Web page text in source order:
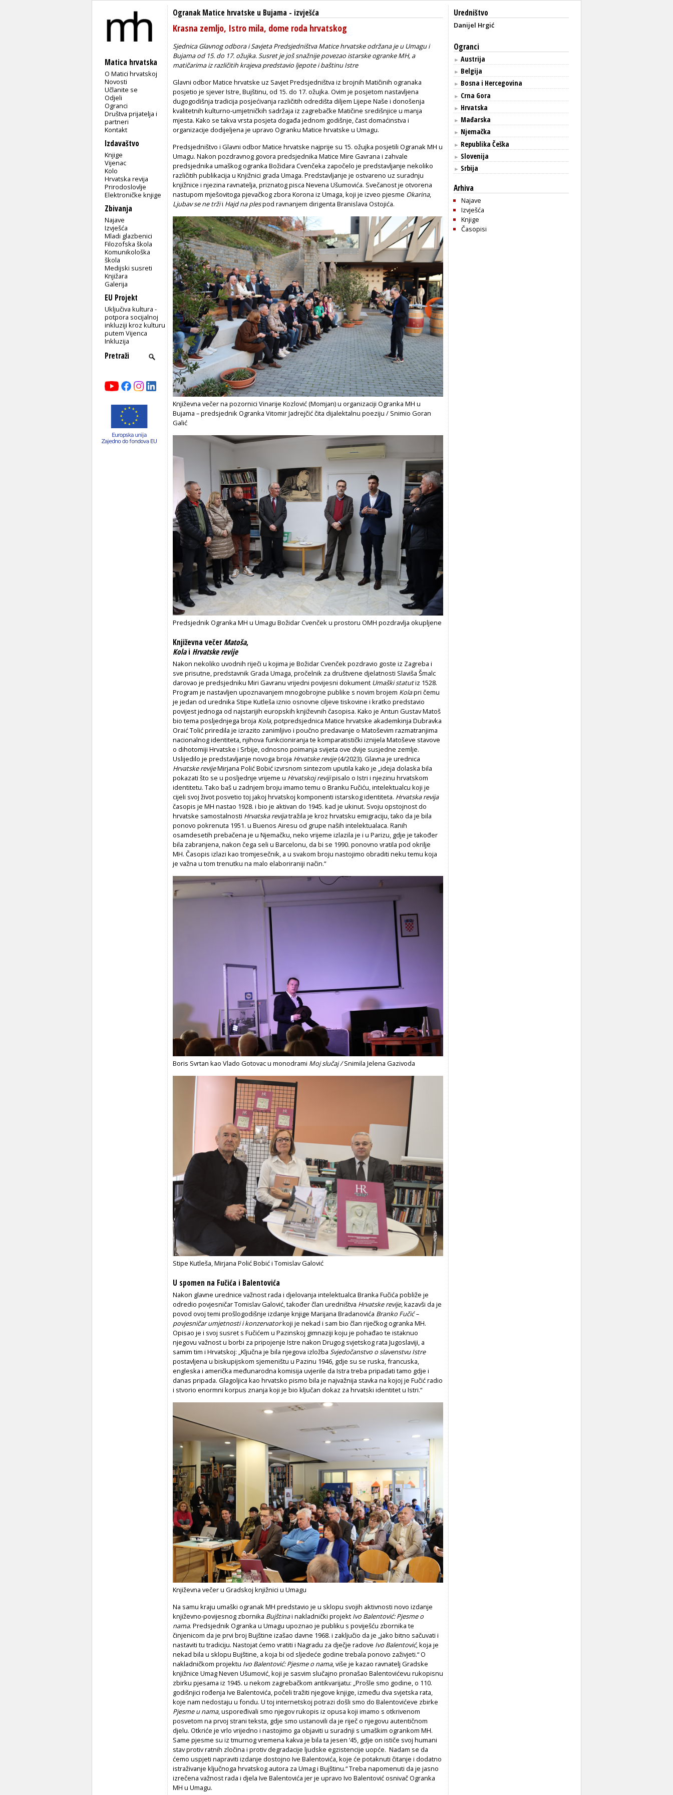
Matica hrvatska
O Matici hrvatskoj
Novosti
Učlanite se
Odjeli
Ogranci
Društva prijatelja i
partneri
Kontakt
Izdavaštvo
Knjige
Vijenac
Kolo
Hrvatska revija
Prirodoslovlje
Elektroničke knjige
Zbivanja
Najave
Izvješća
Mladi glazbenici
Filozofska škola
Komunikološka
škola
Medijski susreti
Knjižara
Galerija
EU Projekt
Uključiva kultura -
potpora socijalnoj
inkluziji kroz kulturu
putem Vijenca
Inkluzija
Ogranak Matice hrvatske u Bujama - izvješća
Krasna zemljo, Istro mila, dome roda hrvatskog
Sjednica Glavnog odbora i Savjeta Predsjedništva Matice hrvatske održana je u Umagu i
Bujama od 15. do 17. ožujka. Susret je još snažnije povezao istarske ogranke MH, a
matičarima iz različitih krajeva predstavio ljepote i baštinu Istre
Glavni odbor Matice hrvatske uz Savjet Predsjedništva iz brojnih Matičinih ogranaka
posjetio je sjever Istre, Bujštinu, od 15. do 17. ožujka. Ovim je posjetom nastavljena
dugogodišnja tradicija posjećivanja različitih odredišta diljem Lijepe Naše i donošenja
kvalitetnih kulturno-umjetničkih sadržaja iz zagrebačke Matičine središnjice u manja
mjesta. Kako se takva vrsta posjeta događa jednom godišnje, čast domaćinstva i
organizacije dodijeljena je upravo Ogranku Matice hrvatske u Umagu.
Predsjedništvo i Glavni odbor Matice hrvatske najprije su 15. ožujka posjetili Ogranak MH u
Umagu. Nakon pozdravnog govora predsjednika Matice Mire Gavrana i zahvale
predsjednika umaškog ogranka Božidara Cvenčeka započelo je predstavljanje nekoliko
različitih publikacija u Knjižnici grada Umaga. Predstavljanje je ostvareno uz suradnju
knjižnice i njezina ravnatelja, priznatog pisca Nevena Ušumovića. Svečanost je otvorena
nastupom mješovitoga pjevačkog zbora Korona iz Umaga, koji je izveo pjesme Okarina,
Ljubav se ne tržii Hajd na plespod ravnanjem dirigenta Branislava Ostojića.
Književna večer na pozornici Vinarije Kozlović (Momjan) u organizaciji Ogranka MH u
Bujama – predsjednik Ogranka Vitomir Jadrejčić čita dijalektalnu poeziju / Snimio Goran
Galić
Predsjednik Ogranka MH u Umagu Božidar Cvenček u prostoru OMH pozdravlja okupljene
Književna večerMatoša,
Kola i Hrvatske revije
Nakon nekoliko uvodnih riječi u kojima je Božidar Cvenček pozdravio goste iz Zagreba i
sve prisutne, predstavnik Grada Umaga, pročelnik za društvene djelatnosti Slaviša Šmalc
darovao je predsjedniku Miri Gavranu vrijedni povijesni dokument Umaški statutiz 1528.
Program je nastavljen upoznavanjem mnogobrojne publike s novim brojem Kolapri čemu
je jedan od urednika Stipe Kutleša iznio osnovne ciljeve tiskovine i kratko predstavio
povijest jednoga od najstarijih europskih književnih časopisa. Kako je Antun Gustav Matoš
bio tema posljednjega broja Kola, potpredsjednica Matice hrvatske akademkinja Dubravka
Oraić Tolić priredila je izrazito zanimljivo i poučno predavanje o Matoševim razmatranjima
nacionalnog identiteta, njihova funkcioniranja te komparatistički iznijela Matoševe stavove
o dihotomiji Hrvatske i Srbije, odnosno poimanja svijeta ove dvije susjedne zemlje.
Uslijedilo je predstavljanje novoga broja Hrvatske revije(4/2023). Glavna je urednica
Hrvatske revijeMirjana Polić Bobić izvrsnom sintezom uputila kako je „ideja dolaska bila
pokazati što se u posljednje vrijeme u Hrvatskoj revijipisalo o Istri i njezinu hrvatskom
identitetu. Tako baš u zadnjem broju imamo temu o Branku Fučiću, intelektualcu koji je
cijeli svoj život posvetio toj jakoj hrvatskoj komponenti istarskog identiteta. Hrvatska revija
časopis je MH nastao 1928. i bio je aktivan do 1945. kad je ukinut. Svoju opstojnost do
hrvatske samostalnosti Hrvatska revijatražila je kroz hrvatsku emigraciju, tako da je bila
ponovo pokrenuta 1951. u Buenos Airesu od grupe naših intelektualaca. Ranih
osamdesetih prebačena je u Njemačku, neko vrijeme izlazila je i u Parizu, gdje je također
bila zabranjena, nakon čega seli u Barcelonu, da bi se 1990. ponovno vratila pod okrilje
MH. Časopis izlazi kao tromjesečnik, a u svakom broju nastojimo obraditi neku temu koja
je važna u tom trenutku na malo elaboriraniji način.“
Boris Svrtan kao Vlado Gotovac u monodrami Moj slučaj /Snimila Jelena Gazivoda
Stipe Kutleša, Mirjana Polić Bobić i Tomislav Galović
U spomen na Fučića i Balentovića
Nakon glavne urednice važnost rada i djelovanja intelektualca Branka Fučića pobliže je
odredio povjesničar Tomislav Galović, također član uredništva Hrvatske revije, kazavši da je
povod ovoj temi prošlogodišnje izdanje knjige Marijana Bradanovića Branko Fučić –
povjesničar umjetnosti i konzervatorkoji je nekad i sam bio član riječkog ogranka MH.
Opisao je i svoj susret s Fučićem u Pazinskoj gimnaziji koju je pohađao te istaknuo
njegovu važnost u borbi za pripojenje Istre nakon Drugog svjetskog rata Jugoslaviji, a
samim tim i Hrvatskoj: „Ključna je bila njegova izložba Svjedočanstvo o slavenstvu Istre
postavljena u biskupijskom sjemeništu u Pazinu 1946, gdje su se ruska, francuska,
engleska i američka međunarodna komisija uvjerile da Istra treba pripadati tamo gdje i
danas pripada. Glagoljica kao hrvatsko pismo bila je najvažnija stavka na kojoj je Fučić radio
i stvorio enormni korpus znanja koji je bio ključan dokaz za hrvatski identitet u Istri.“
Književna večer u Gradskoj knjižnici u Umagu
Na samu kraju umaški ogranak MH predstavio je u sklopu svojih aktivnosti novo izdanje
književno-povijesnog zbornika Bujštinai nakladnički projekt Ivo Balentović: Pjesme o
nama. Predsjednik Ogranka u Umagu upoznao je publiku s poviješću zbornika te
činjenicom da je prvi broj Bujštine izašao davne 1968. i zaključio da je „jako bitno sačuvati i
nastaviti tu tradiciju. Nastojat ćemo vratiti i Nagradu za dječje radove Ivo Balentović, koja je
nekad bila u sklopu Bujštine, a koja bi od sljedeće godine trebala ponovo zaživjeti.“ O
nakladničkom projektu Ivo Balentović: Pjesme o nama, više je kazao ravnatelj Gradske
knjižnice Umag Neven Ušumović, koji je sasvim slučajno pronašao Balentovićevu rukopisnu
zbirku pjesama iz 1945. u nekom zagrebačkom antikvarijatu: „Prošle smo godine, o 110.
godišnjici rođenja Ive Balentovića, počeli tražiti njegove knjige, između dva svjetska rata,
koje nam nedostaju u fondu. U toj internetskoj potrazi došli smo do Balentovićeve zbirke
Pjesme u nama, uspoređivali smo njegov rukopis iz opusa koji imamo s otkrivenom
posvetom na prvoj strani teksta, gdje smo ustanovili da je riječ o njegovu autentičnom
djelu. Otkriće je vrlo vrijedno i nastojimo ga objaviti u suradnji s umaškim ogrankom MH.
Same pjesme su iz tmurnog vremena kakva je bila ta jesen ‘45, gdje on ističe svoj humani
stav protiv ratnih zločina i protiv degradacije ljudske egzistencije uopće. Nadam se da
ćemo uspjeti napraviti izdanje dostojno Ive Balentovića, koje će potaknuti čitanje i dodatno
istraživanje ključnoga hrvatskog autora za Umag i Bujštinu.“ Treba napomenuti da je jasno
izrečena važnost rada i djela Ive Balentovića jer je upravo Ivo Balentović osnivač Ogranka
MH u Umagu.
Uredništvo
Danijel Hrgić
Ogranci
► Austrija
► Belgija
► Bosna i Hercegovina
► Crna Gora
► Hrvatska
► Mađarska
► Njemačka
► Republika Češka
► Slovenija
► Srbija
Arhiva
Najave
Izvješća
Knjige
Časopisi